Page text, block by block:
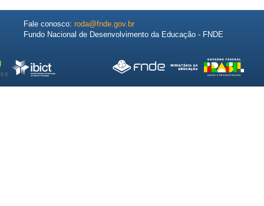
Fale conosco: roda@fnde.gov.br
Fundo Nacional de Desenvolvimento da Educação - FNDE